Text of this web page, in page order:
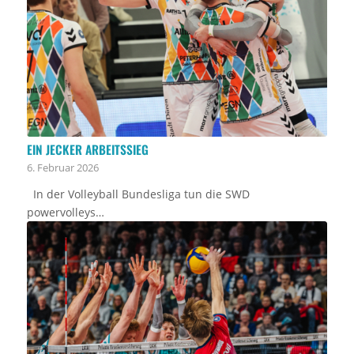
EIN JECKER ARBEITSSIEG
6. Februar 2026
In der Volleyball Bundesliga tun die SWD
powervolleys…